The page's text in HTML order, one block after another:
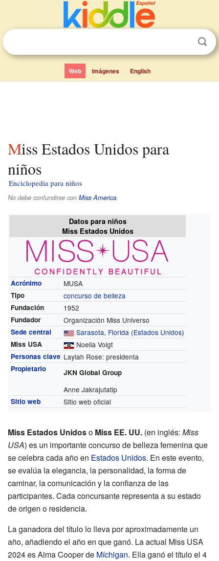
Web Imágenes English
Miss Estados Unidos para
niños
Enciclopedia para niños
No debe confundirse con Miss America.
Datos para niños
Miss Estados Unidos
Acrónimo MUSA
Tipo concurso de belleza
Fundación 1952
Fundador Organización Miss Universo
Sede central Sarasota, Florida (Estados Unidos)
Miss USA Noelia Voigt
Personas clave Laylah Rose: presidenta
Propietario JKN Global Group
Anne Jakrajutatip
Sitio web Sitio web oficial
Miss Estados Unidoso Miss EE. UU. (en inglés: Miss
USA) es un importante concurso de belleza femenina que
se celebra cada año en Estados Unidos. En este evento,
se evalúa la elegancia, la personalidad, la forma de
caminar, la comunicación y la confianza de las
participantes. Cada concursante representa a su estado
de origen o residencia.
La ganadora del título lo lleva por aproximadamente un
año, añadiendo el año en que ganó. La actual Miss USA
2024 es Alma Cooper de Míchigan. Ella ganó el título el 4